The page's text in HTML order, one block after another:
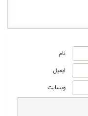
نام
ایمیل
وبسایت